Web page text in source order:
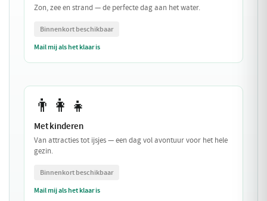
Zon, zee en strand — de perfecte dag aan het water.
Binnenkort beschikbaar
Mail mij als het klaar is
👨‍👩‍👧
Met kinderen
Van attracties tot ijsjes — een dag vol avontuur voor het hele
gezin.
Binnenkort beschikbaar
Mail mij als het klaar is